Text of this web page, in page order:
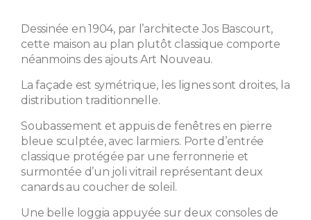
Dessinée en 1904, par l’architecte Jos Bascourt,
cette maison au plan plutôt classique comporte
néanmoins des ajouts Art Nouveau.
La façade est symétrique, les lignes sont droites, la
distribution traditionnelle.
Soubassement et appuis de fenêtres en pierre
bleue sculptée, avec larmiers. Porte d’entrée
classique protégée par une ferronnerie et
surmontée d’un joli vitrail représentant deux
canards au coucher de soleil.
Une belle loggia appuyée sur deux consoles de